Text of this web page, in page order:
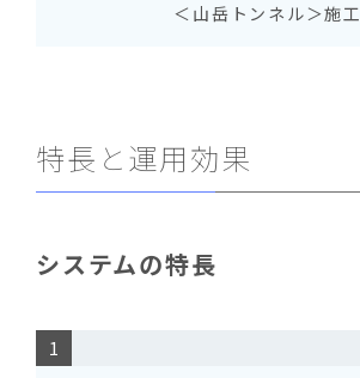
＜山岳トンネル＞施工
特長と運用効果
システムの特長